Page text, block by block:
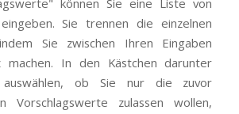
Sie trennen die einzelnen
Sie zwischen Ihren Eingaben
machen. In den Kästchen darunter
auswählen, ob Sie nur die zuvor
Vorschlagswerte zulassen wollen,